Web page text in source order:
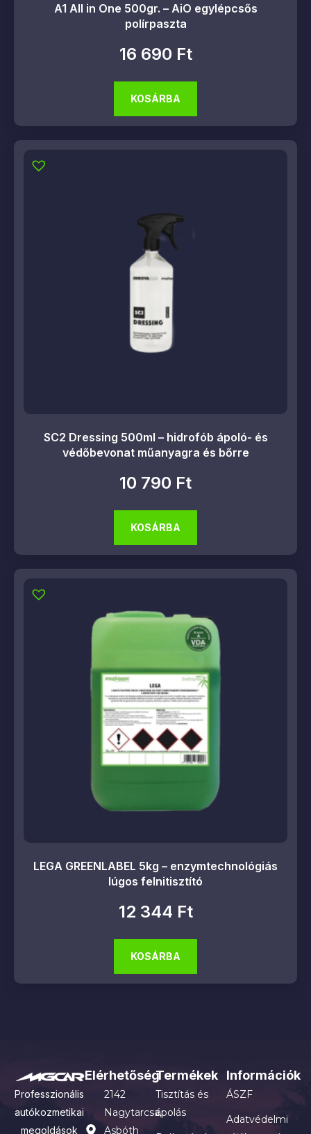
A1 All in One 500gr. – AiO egylépcsős
polírpaszta
16 690 Ft
KOSÁRBA
SC2 Dressing 500ml – hidrofób ápoló- és
védőbevonat műanyagra és bőrre
10 790 Ft
KOSÁRBA
LEGA GREENLABEL 5kg – enzymtechnológiás
lúgos felnitisztító
12 344 Ft
KOSÁRBA
Professzionális
autókozmetikai
megoldások
Elérhetőség
2142
Nagytarcsa,
Asbóth
Termékek
Tisztítás és
ápolás
Információk
ÁSZF
Adatvédelmi